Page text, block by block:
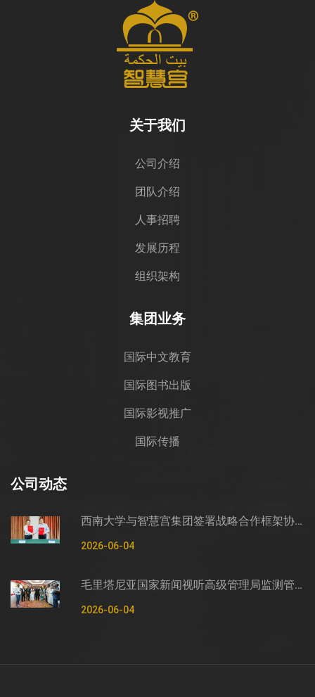
关于我们
公司介绍
团队介绍
人事招聘
发展历程
组织架构
集团业务
国际中文教育
国际图书出版
国际影视推广
国际传播
公司动态
西南大学与智慧宫集团签署战略合作框架协议
2026-06-04
毛里塔尼亚国家新闻视听高级管理局监测管控司司长穆罕默德·哈桑·埃萨利姆一行莅临智慧宫调研
2026-06-04